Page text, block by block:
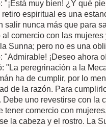
"¡Está muy bien! ¿Y qué
espiritual es una
salir nunca más que para
al comercio con las
Sunna; pero no es una
"Admirable! ¡Deseo ahora
"La peregrinación a la
ha de cumplir, por lo
de la razón. Para
Debe uno revestirse con la
tener comercio con
la cabeza y el rostro. La